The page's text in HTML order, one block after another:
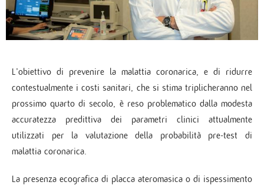
L’obiettivo di prevenire la malattia coronarica, e di ridurre
contestualmente i costi sanitari, che si stima triplicheranno nel
prossimo quarto di secolo, è reso problematico dalla modesta
accuratezza predittiva dei parametri clinici attualmente
utilizzati per la valutazione della probabilità pre-test di
malattia coronarica.
La presenza ecografica di placca ateromasica o di ispessimento